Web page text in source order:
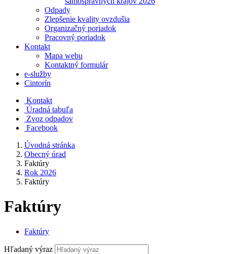
Odpady
Zlepšenie kvality ovzdušia
Organizačný poriadok
Pracovný poriadok
Kontakt
Mapa webu
Kontaktný formulár
e-služby
Cintorín
Kontakt
Úradná tabuľa
Zvoz odpadov
Facebook
Úvodná stránka
Obecný úrad
Faktúry
Rok 2026
Faktúry
Faktúry
Faktúry
Hľadaný výraz